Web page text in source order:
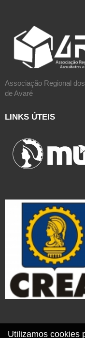
Associação Regional
de Avaré
LINKS ÚTEIS
Utilizamos cookies